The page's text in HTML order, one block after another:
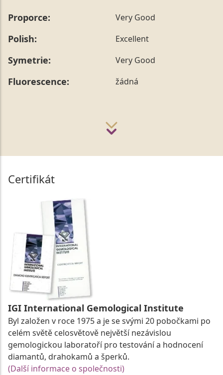
Proporce: Very Good
Polish: Excellent
Symetrie: Very Good
Fluorescence: žádná
Certifikát
IGI International Gemological Institute
Byl založen v roce 1975 a je se svými 20 pobočkami po
celém světě celosvětově největší nezávislou
gemologickou laboratoří pro testování a hodnocení
diamantů, drahokamů a šperků.
(Další informace o společnosti)